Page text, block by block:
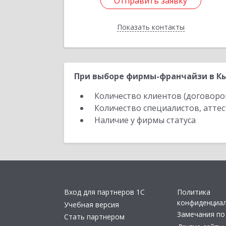
Показать контакты
Назад
При выборе фирмы-франчайзи в
Количество клиентов
Количество специалистов,
Наличие у фирмы статуса
Вход для партнеров 1С
Учебная версия
Стать партнером
Политика
Замечания по